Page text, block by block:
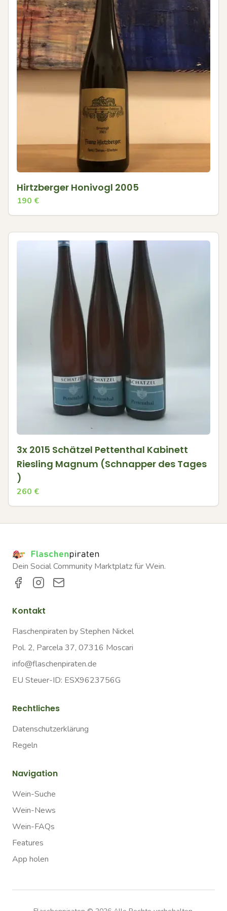
Hirtzberger Honivogl 2005
190 €
3x 2015 Schätzel Pettenthal Kabinett
Riesling Magnum (Schnapper des Tages
)
260 €
Dein Social Community Marktplatz für Wein.
Kontakt
Flaschenpiraten by Stephen Nickel
Pol. 2, Parcela 37, 07316 Moscari
info@flaschenpiraten.de
EU Steuer-ID: ESX9623756G
Rechtliches
Datenschutzerklärung
Regeln
Navigation
Wein-Suche
Wein-News
Wein-FAQs
Features
App holen